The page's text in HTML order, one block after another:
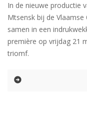
In de nieuwe productie
Mtsensk bij de
samen in een
première op vrijdag 21
triomf.